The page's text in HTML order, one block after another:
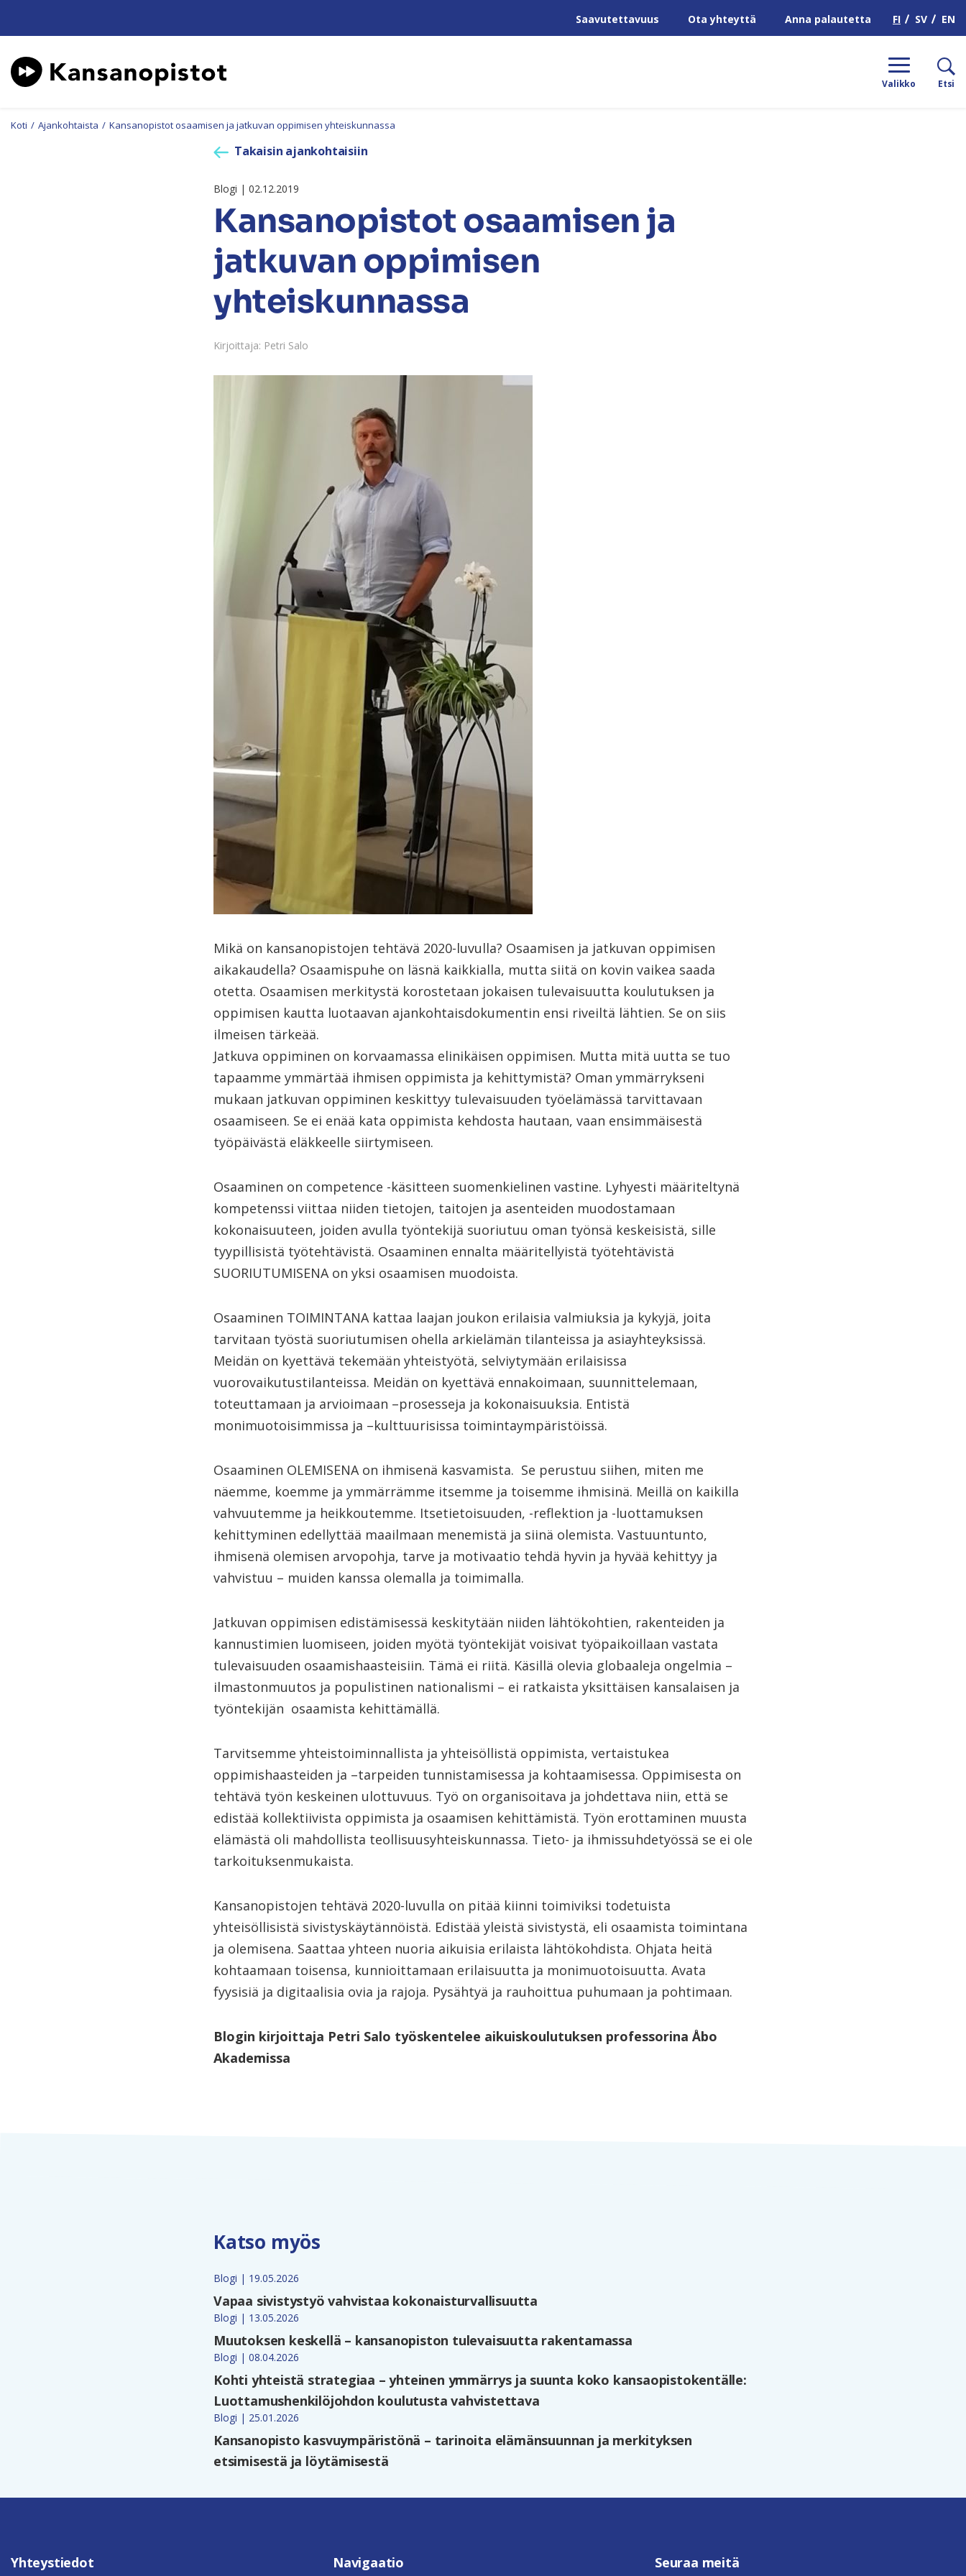
Saavutettavuus Ota yhteyttä Anna palautetta FI SV EN
Valikko Etsi
Koti / Ajankohtaista / Kansanopistot osaamisen ja jatkuvan oppimisen yhteiskunnassa
Takaisin ajankohtaisiin
Blogi | 02.12.2019
Kansanopistot osaamisen ja
jatkuvan oppimisen
yhteiskunnassa
Kirjoittaja: Petri Salo
Mikä on kansanopistojen tehtävä 2020-luvulla? Osaamisen ja jatkuvan oppimisen
aikakaudella? Osaamispuhe on läsnä kaikkialla, mutta siitä on kovin vaikea saada
otetta. Osaamisen merkitystä korostetaan jokaisen tulevaisuutta koulutuksen ja
oppimisen kautta luotaavan ajankohtaisdokumentin ensi riveiltä lähtien. Se on siis
ilmeisen tärkeää.
Jatkuva oppiminen on korvaamassa elinikäisen oppimisen. Mutta mitä uutta se tuo
tapaamme ymmärtää ihmisen oppimista ja kehittymistä? Oman ymmärrykseni
mukaan jatkuvan oppiminen keskittyy tulevaisuuden työelämässä tarvittavaan
osaamiseen. Se ei enää kata oppimista kehdosta hautaan, vaan ensimmäisestä
työpäivästä eläkkeelle siirtymiseen.
Osaaminen on competence -käsitteen suomenkielinen vastine. Lyhyesti määriteltynä
kompetenssi viittaa niiden tietojen, taitojen ja asenteiden muodostamaan
kokonaisuuteen, joiden avulla työntekijä suoriutuu oman työnsä keskeisistä, sille
tyypillisistä työtehtävistä. Osaaminen ennalta määritellyistä työtehtävistä
SUORIUTUMISENA on yksi osaamisen muodoista.
Osaaminen TOIMINTANA kattaa laajan joukon erilaisia valmiuksia ja kykyjä, joita
tarvitaan työstä suoriutumisen ohella arkielämän tilanteissa ja asiayhteyksissä.
Meidän on kyettävä tekemään yhteistyötä, selviytymään erilaisissa
vuorovaikutustilanteissa. Meidän on kyettävä ennakoimaan, suunnittelemaan,
toteuttamaan ja arvioimaan –prosesseja ja kokonaisuuksia. Entistä
monimuotoisimmissa ja –kulttuurisissa toimintaympäristöissä.
Osaaminen OLEMISENA on ihmisenä kasvamista. Se perustuu siihen, miten me
näemme, koemme ja ymmärrämme itsemme ja toisemme ihmisinä. Meillä on kaikilla
vahvuutemme ja heikkoutemme. Itsetietoisuuden, -reflektion ja -luottamuksen
kehittyminen edellyttää maailmaan menemistä ja siinä olemista. Vastuuntunto,
ihmisenä olemisen arvopohja, tarve ja motivaatio tehdä hyvin ja hyvää kehittyy ja
vahvistuu – muiden kanssa olemalla ja toimimalla.
Jatkuvan oppimisen edistämisessä keskitytään niiden lähtökohtien, rakenteiden ja
kannustimien luomiseen, joiden myötä työntekijät voisivat työpaikoillaan vastata
tulevaisuuden osaamishaasteisiin. Tämä ei riitä. Käsillä olevia globaaleja ongelmia –
ilmastonmuutos ja populistinen nationalismi – ei ratkaista yksittäisen kansalaisen ja
työntekijän osaamista kehittämällä.
Tarvitsemme yhteistoiminnallista ja yhteisöllistä oppimista, vertaistukea
oppimishaasteiden ja –tarpeiden tunnistamisessa ja kohtaamisessa. Oppimisesta on
tehtävä työn keskeinen ulottuvuus. Työ on organisoitava ja johdettava niin, että se
edistää kollektiivista oppimista ja osaamisen kehittämistä. Työn erottaminen muusta
elämästä oli mahdollista teollisuusyhteiskunnassa. Tieto- ja ihmissuhdetyössä se ei ole
tarkoituksenmukaista.
Kansanopistojen tehtävä 2020-luvulla on pitää kiinni toimiviksi todetuista
yhteisöllisistä sivistyskäytännöistä. Edistää yleistä sivistystä, eli osaamista toimintana
ja olemisena. Saattaa yhteen nuoria aikuisia erilaista lähtökohdista. Ohjata heitä
kohtaamaan toisensa, kunnioittamaan erilaisuutta ja monimuotoisuutta. Avata
fyysisiä ja digitaalisia ovia ja rajoja. Pysähtyä ja rauhoittua puhumaan ja pohtimaan.
Blogin kirjoittaja Petri Salo työskentelee aikuiskoulutuksen professorina Åbo
Akademissa
Katso myös
Blogi | 19.05.2026
Vapaa sivistystyö vahvistaa kokonaisturvallisuutta
Blogi | 13.05.2026
Muutoksen keskellä – kansanopiston tulevaisuutta rakentamassa
Blogi | 08.04.2026
Kohti yhteistä strategiaa – yhteinen ymmärrys ja suunta koko kansaopistokentälle:
Luottamushenkilöjohdon koulutusta vahvistettava
Blogi | 25.01.2026
Kansanopisto kasvuympäristönä – tarinoita elämänsuunnan ja merkityksen
etsimisestä ja löytämisestä
Yhteystiedot Navigaatio Seuraa meitä